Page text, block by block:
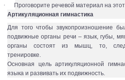
·
Проговорите речевой материал на этот
Артикуляционная гимнастика
Для того чтобы звукопроизношение
подвижные органы речи – язык, губы,
органы состоят из мышц, то,
тренировке.
Основная цель артикуляционной
языка и развивать их подвижность.